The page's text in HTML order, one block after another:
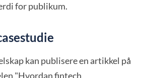
for publikum.
kan publisere en artikkel på
"Hvordan fintech